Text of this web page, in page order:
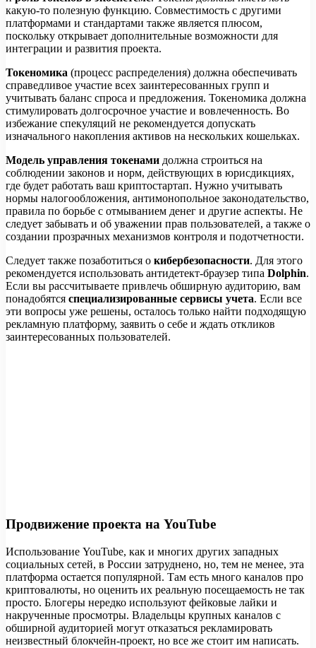
какую-то полезную функцию. Совместимость с другими
платформами и стандартами также является плюсом,
поскольку открывает дополнительные возможности для
интеграции и развития проекта.
Токеномика (процесс распределения) должна обеспечивать
справедливое участие всех заинтересованных групп и
учитывать баланс спроса и предложения. Токеномика должна
стимулировать долгосрочное участие и вовлеченность. Во
избежание спекуляций не рекомендуется допускать
изначального накопления активов на нескольких кошельках.
Модель управления токенами должна строиться на
соблюдении законов и норм, действующих в юрисдикциях,
где будет работать ваш криптостартап. Нужно учитывать
нормы налогообложения, антимонопольное законодательство,
правила по борьбе с отмыванием денег и другие аспекты. Не
следует забывать и об уважении прав пользователей, а также о
создании прозрачных механизмов контроля и подотчетности.
Следует также позаботиться о кибербезопасности. Для этого
рекомендуется использовать антидетект-браузер типа Dolphin.
Если вы рассчитываете привлечь обширную аудиторию, вам
понадобятся специализированные сервисы учета. Если все
эти вопросы уже решены, осталось только найти подходящую
рекламную платформу, заявить о себе и ждать откликов
заинтересованных пользователей.
Продвижение проекта на YouTube
Использование YouTube, как и многих других западных
социальных сетей, в России затруднено, но, тем не менее, эта
платформа остается популярной. Там есть много каналов про
криптовалюты, но оценить их реальную посещаемость не так
просто. Блогеры нередко используют фейковые лайки и
накрученные просмотры. Владельцы крупных каналов с
обширной аудиторией могут отказаться рекламировать
неизвестный блокчейн-проект, но все же стоит им написать.